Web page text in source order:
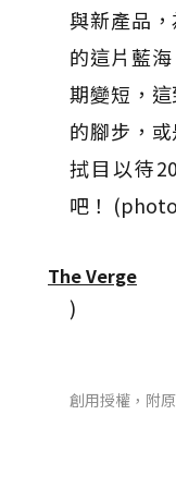
與新產品
的這片藍
期變短，
的腳步，
拭目以待
吧！
The Verge
)
創用授權，附